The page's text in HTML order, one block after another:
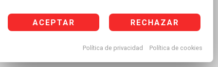
ACEPTAR RECHAZAR
Política de privacidad Política de cookies